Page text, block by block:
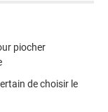
piocher
de choisir le